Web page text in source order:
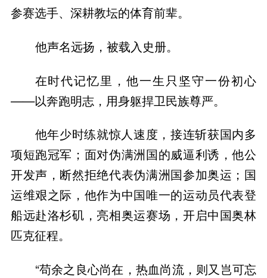
参赛选手、深耕教坛的体育前辈。
他声名远扬，被载入史册。
在时代记忆里，他一生只坚守一份初心
——以奔跑明志，用身躯捍卫民族尊严。
他年少时练就惊人速度，接连斩获国内多
项短跑冠军；面对伪满洲国的威逼利诱，他公
开发声，断然拒绝代表伪满洲国参加奥运；国
运维艰之际，他作为中国唯一的运动员代表登
船远赴洛杉矶，亮相奥运赛场，开启中国奥林
匹克征程。
“苟余之良心尚在，热血尚流，则又岂可忘